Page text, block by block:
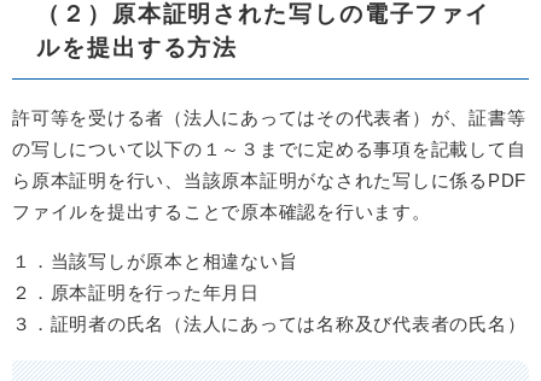
（２）原本証明された写しの電子ファイ
ルを提出する方法
許可等を受ける者（法人にあってはその代表者）が、証書等
の写しについて以下の１～３までに定める事項を記載して自
ら原本証明を行い、当該原本証明がなされた写しに係るPDF
ファイルを提出することで原本確認を行います。
１．当該写しが原本と相違ない旨
２．原本証明を行った年月日
３．証明者の氏名（法人にあっては名称及び代表者の氏名）